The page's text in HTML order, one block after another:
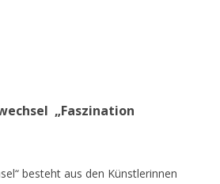
„Faszination
besteht aus den Künstlerinnen